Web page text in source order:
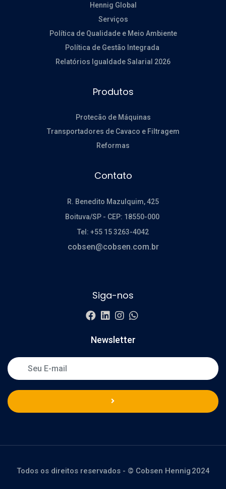
Hennig Global
Serviços
Política de Qualidade e Meio Ambiente
Política de Gestão Integrada
Relatórios Igualdade Salarial 2026
Produtos
Protecão de Máquinas
Transportadores de Cavaco e Filtragem
Reformas
Contato
R. Benedito Mazulquim, 425
Boituva/SP - CEP: 18550-000
Tel: +55 15 3263-4042
cobsen@cobsen.com.br
Siga-nos
Newsletter
Todos os direitos reservados - © Cobsen Hennig 2024